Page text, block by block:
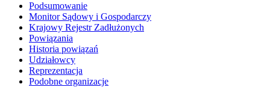
Podsumowanie
Monitor Sądowy i Gospodarczy
Krajowy Rejestr Zadłużonych
Powiązania
Historia powiązań
Udziałowcy
Reprezentacja
Podobne organizacje